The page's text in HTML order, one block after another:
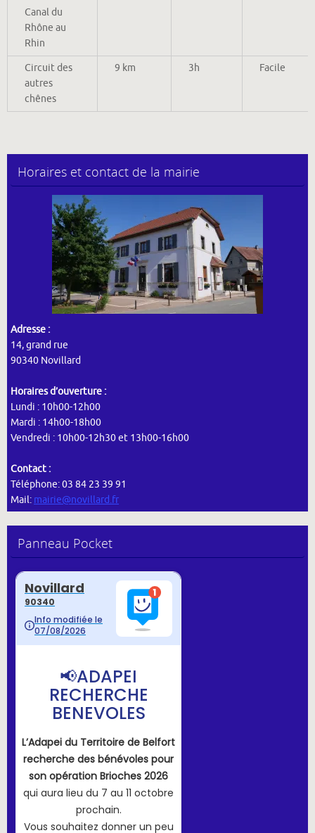
Canal du
Rhône au
Rhin
Circuit des
autres
chênes
9 km 3h Facile
Horaires et contact de la mairie
Adresse :
14, grand rue
90340 Novillard
Horaires d’ouverture :
Lundi : 10h00-12h00
Mardi : 14h00-18h00
Vendredi : 10h00-12h30 et 13h00-16h00
Contact :
Téléphone: 03 84 23 39 91
Mail: mairie@novillard.fr
Panneau Pocket